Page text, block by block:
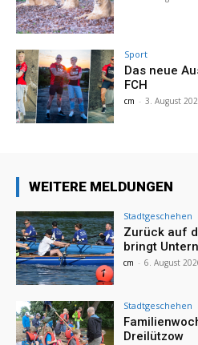
Sport
Das neue
FCH
cm - 3. August
WEITERE MELDUNGEN
Stadtgeschehen
Zurück auf
bringt
cm - 6. August
Stadtgeschehen
Dreilützow